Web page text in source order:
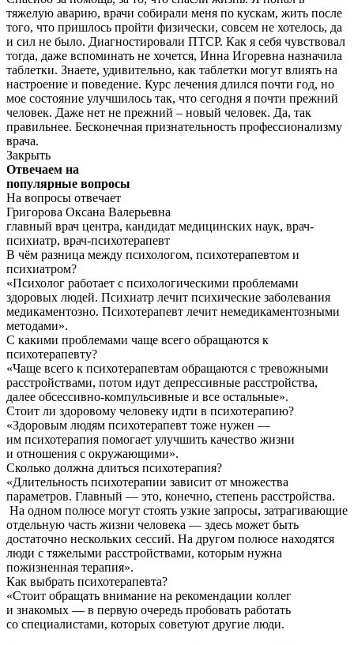
тяжелую аварию, врачи собирали меня по кускам, жить после
того, что пришлось пройти физически, совсем не хотелось, да
и сил не было. Диагностировали ПТСР. Как я себя чувствовал
тогда, даже вспоминать не хочется, Инна Игоревна назначила
таблетки. Знаете, удивительно, как таблетки могут влиять на
настроение и поведение. Курс лечения длился почти год, но
мое состояние улучшилось так, что сегодня я почти прежний
человек. Даже нет не прежний – новый человек. Да, так
правильнее. Бесконечная признательность профессионализму
врача.
Закрыть
Отвечаем на
популярные вопросы
На вопросы отвечает
Григорова Оксана Валерьевна
главный врач центра, кандидат медицинских наук, врач-
психиатр, врач-психотерапевт
В чём разница между психологом, психотерапевтом и
психиатром?
«Психолог работает с психологическими проблемами
здоровых людей. Психиатр лечит психические заболевания
медикаментозно. Психотерапевт лечит немедикаментозными
методами».
С какими проблемами чаще всего обращаются к
психотерапевту?
«Чаще всего к психотерапевтам обращаются с тревожными
расстройствами, потом идут депрессивные расстройства,
далее обсессивно-компульсивные и все остальные».
Стоит ли здоровому человеку идти в психотерапию?
«Здоровым людям психотерапевт тоже нужен —
им психотерапия помогает улучшить качество жизни
и отношения с окружающими».
Сколько должна длиться психотерапия?
«Длительность психотерапии зависит от множества
параметров. Главный — это, конечно, степень расстройства.
На одном полюсе могут стоять узкие запросы, затрагивающие
отдельную часть жизни человека — здесь может быть
достаточно нескольких сессий. На другом полюсе находятся
люди с тяжелыми расстройствами, которым нужна
пожизненная терапия».
Как выбрать психотерапевта?
«Стоит обращать внимание на рекомендации коллег
и знакомых — в первую очередь пробовать работать
со специалистами, которых советуют другие люди.